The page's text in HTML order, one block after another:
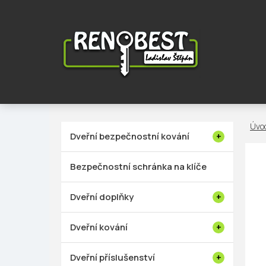
Dveřní bezpečnostní kování
Bezpečnostní schránka na klíče
Dveřní doplňky
Dveřní kování
Dveřní příslušenství